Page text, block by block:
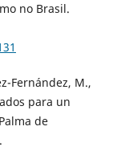
no Brasil.
Fernández, M.,
para un
de